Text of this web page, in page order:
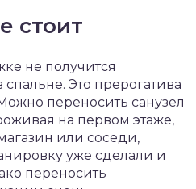
стоит
не получится
спальне. Это прерогатива
переносить санузел
на первом этаже,
или соседи,
уже сделали и
переносить